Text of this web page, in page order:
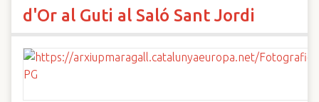
d'Or al Guti al Saló Sant Jordi